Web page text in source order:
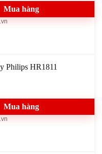
Mua hàng
Philips HR1811
Mua hàng